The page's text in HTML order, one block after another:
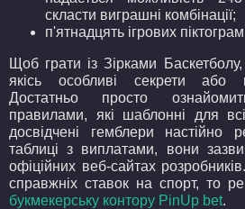
скласти виграшні комбінації;
п'ятнадцять ігрових
Щоб грати із Зірками
якісь особливі секрети або
Достатньо просто
правилами, які шаблонні для
досвідчені гемблери настійно
таблиці з виплатами, вони
офіційних веб-сайтах
справжніх ставок на спорт, то
букмекерську контору PinUp bet.